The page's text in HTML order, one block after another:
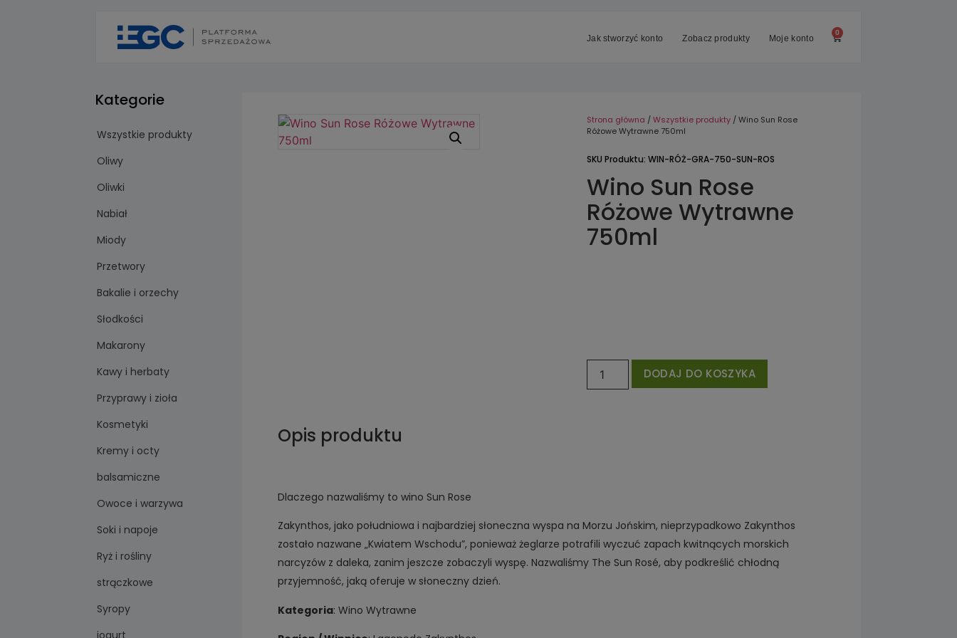
Jak stworzyć konto Zobacz produkty Moje konto
0
Kategorie
Wszystkie produkty
Oliwy
Oliwki
Nabiał
Miody
Przetwory
Bakalie i orzechy
Słodkości
Makarony
Kawy i herbaty
Przyprawy i zioła
Kosmetyki
Kremy i octy
balsamiczne
Owoce i warzywa
Soki i napoje
Ryż i rośliny
strączkowe
Syropy
Strona główna /Wszystkie produkty / Wino Sun Rose
Różowe Wytrawne 750ml
SKU Produktu: WIN-RÓŻ-GRA-750-SUN-ROS
Wino Sun Rose
Różowe Wytrawne
750ml
DODAJ DO KOSZYKA
Opis produktu
Dlaczego nazwaliśmy to wino Sun Rose
Zakynthos, jako południowa i najbardziej słoneczna wyspa na Morzu Jońskim, nieprzypadkowo Zakynthos
zostało nazwane „Kwiatem Wschodu”, ponieważ żeglarze potrafili wyczuć zapach kwitnących morskich
narcyzów z daleka, zanim jeszcze zobaczyli wyspę. Nazwaliśmy The Sun Rosé, aby podkreślić chłodną
przyjemność, jaką oferuje w słoneczny dzień.
Kategoria: Wino Wytrawne